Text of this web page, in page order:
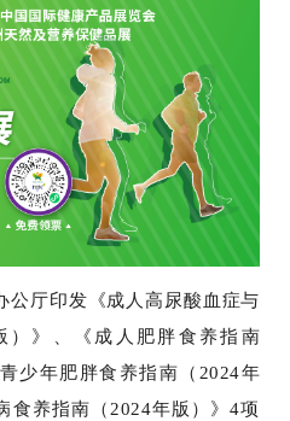
公厅印发《成人高尿酸血症与
）》、《成人肥胖食养指南
少年肥胖食养指南（2024年
食养指南（2024年版）》4项